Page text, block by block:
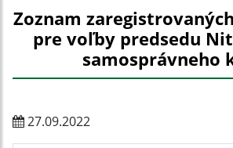
Zoznam
pre voľby predsedu
samosprávneho
27.09.2022